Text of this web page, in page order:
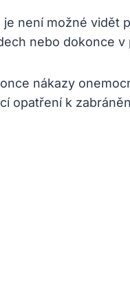
není možné vidět
nebo dokonce v
nákazy
opatření k